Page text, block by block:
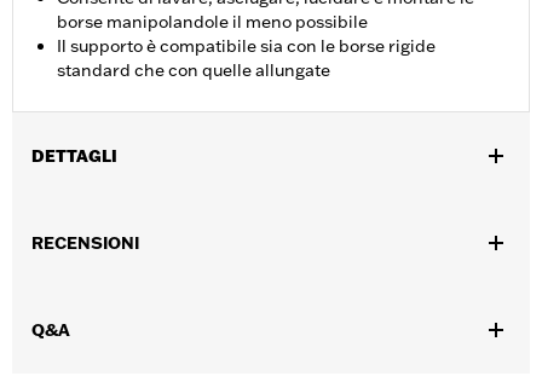
borse manipolandole il meno possibile
Il supporto è compatibile sia con le borse rigide
standard che con quelle allungate
DETTAGLI
allungate.
Contenuto della confezione:
Cavalletto solo per rimessaggio
RECENSIONI
Q&A